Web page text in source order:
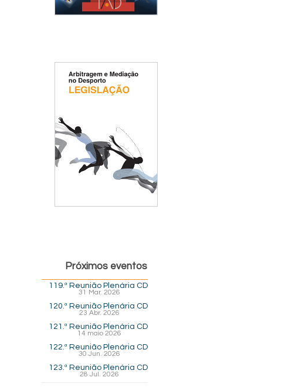
Próximos eventos
119.ª Reunião Plenária CD
31 Mar. 2026
120.ª Reunião Plenária CD
23 Abr. 2026
121.ª Reunião Plenária CD
14 maio 2026
122.ª Reunião Plenária CD
30 Jun. 2026
123.ª Reunião Plenária CD
28 Jul. 2026